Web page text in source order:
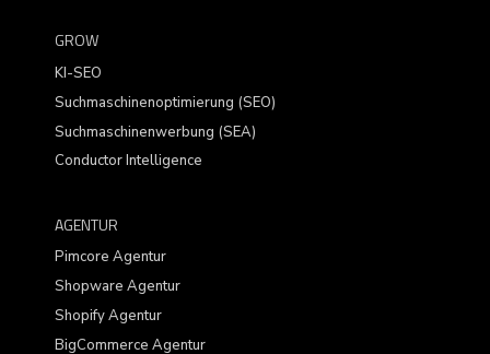
GROW
KI-SEO
Suchmaschinenoptimierung (SEO)
Suchmaschinenwerbung (SEA)
Conductor Intelligence
AGENTUR
Pimcore Agentur
Shopware Agentur
Shopify Agentur
BigCommerce Agentur